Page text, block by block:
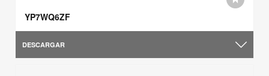
YP7WQ6ZF
DESCARGAR